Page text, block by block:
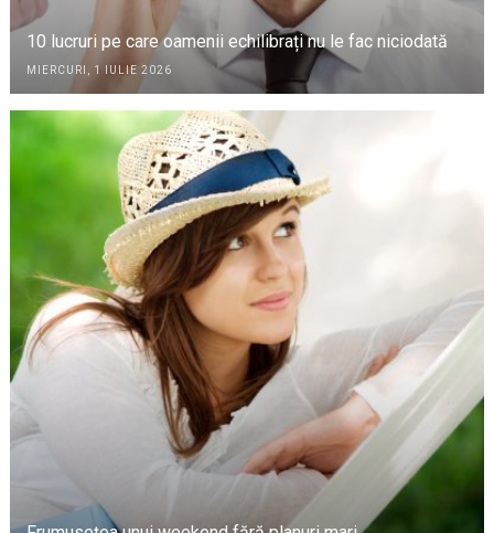
10 lucruri pe care oamenii echilibrați nu le fac niciodată
MIERCURI, 1 IULIE 2026